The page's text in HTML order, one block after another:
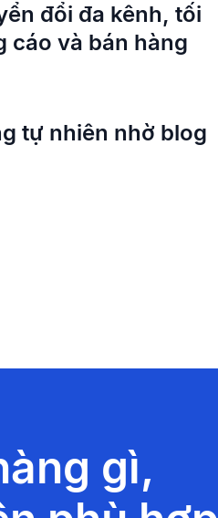
đổi đa kênh, tối
cáo và bán hàng
tự nhiên nhờ blog
gì,